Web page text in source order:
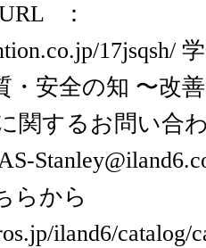
：
17jsqsh/
・安全の知 〜改
関するお問い合
らから
iland6/catalog/